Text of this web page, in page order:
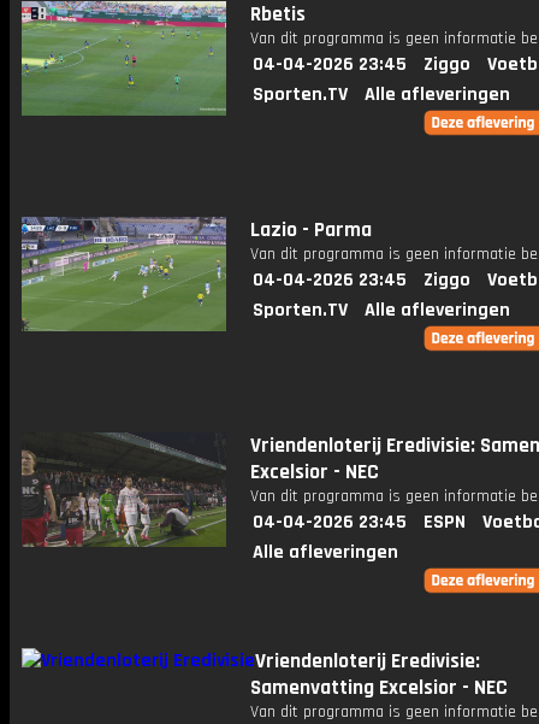
Rbetis
Van dit programma is geen informatie
04-04-2026 23:45 Ziggo
Sporten.TV
Alle afleveringen
Lazio - Parma
Van dit programma is geen informatie
04-04-2026 23:45 Ziggo
Sporten.TV
Alle afleveringen
Vriendenloterij Eredivisie:
Excelsior - NEC
Van dit programma is geen informatie
04-04-2026 23:45 ESPN
Alle afleveringen
Vriendenloterij Eredivisie:
Samenvatting Excelsior - NEC
Van dit programma is geen informatie